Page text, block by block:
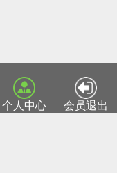
TOP
个人中心 会员退出